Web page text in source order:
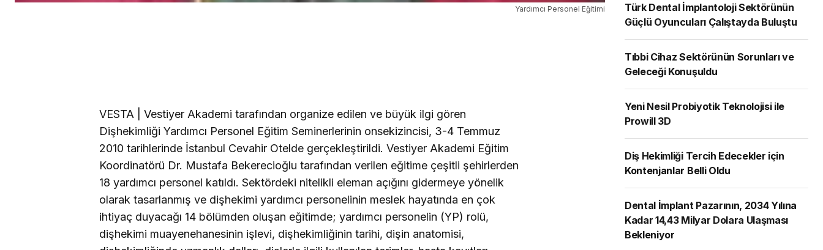
Yardımcı Personel Eğitimi
VESTA | Vestiyer Akademi tarafından organize edilen ve büyük ilgi gören
Dişhekimliği Yardımcı Personel Eğitim Seminerlerinin onsekizincisi, 3-4 Temmuz
2010 tarihlerinde İstanbul Cevahir Otelde gerçekleştirildi. Vestiyer Akademi Eğitim
Koordinatörü Dr. Mustafa Bekerecioğlu tarafından verilen eğitime çeşitli şehirlerden
18 yardımcı personel katıldı. Sektördeki nitelikli eleman açığını gidermeye yönelik
olarak tasarlanmış ve dişhekimi yardımcı personelinin meslek hayatında en çok
ihtiyaç duyacağı 14 bölümden oluşan eğitimde; yardımcı personelin (YP) rolü,
dişhekimi muayenehanesinin işlevi, dişhekimliğinin tarihi, dişin anatomisi,
Türk Dental İmplantoloji Sektörünün
Güçlü Oyuncuları Çalıştayda Buluştu
Tıbbi Cihaz Sektörünün Sorunları ve
Geleceği Konuşuldu
Yeni Nesil Probiyotik Teknolojisi ile
Prowill 3D
Diş Hekimliği Tercih Edecekler için
Kontenjanlar Belli Oldu
Dental İmplant Pazarının, 2034 Yılına
Kadar 14,43 Milyar Dolara Ulaşması
Bekleniyor